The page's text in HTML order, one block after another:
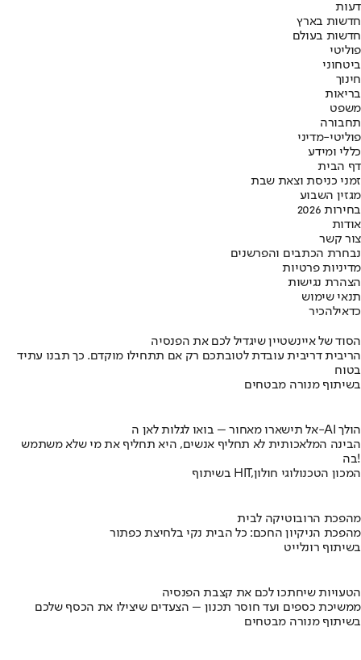
דעות
חדשות בארץ
חדשות בעולם
פוליטי
ביטחוני
חינוך
בריאות
משפט
תחבורה
פוליטי-מדיני
כללי ומידע
דף הבית
זמני כניסת וצאת שבת
מגזין השבוע
בחירות 2026
אודות
צור קשר
נבחרת הכתבים והפרשנים
מדיניות פרטיות
הצהרת נגישות
תנאי שימוש
כדאילהכיר
הסוד של איינשטיין שיגדיל לכם את הפנסיה
הריבית דריבית עובדת לטובתכם רק אם תתחילו מוקדם. כך תבנו עתיד
בטוח
בשיתוף מנורה מבטחים
אל תישארו מאחור – בואו לגלות לאן ה-AI הולך
הבינה המלאכותית לא תחליף אנשים, היא תחליף את מי שלא משתמש
בה!
בשיתוף HIT,המכון הטכנולוגי חולון
מהפכת הרובוטיקה לבית
מהפכת הניקיון החכם: כל הבית נקי בלחיצת כפתור
בשיתוף רונלייט
הטעויות שיחתכו לכם את קצבת הפנסיה
ממשיכת כספים ועד חוסר תכנון – הצעדים שיצילו את הכסף שלכם
בשיתוף מנורה מבטחים